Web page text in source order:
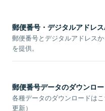
郵便番号・デジタルアドレ
郵便番号とデジタルアドレス
を提供。
郵便番号データのダウンロ
各種データのダウンロードは
更新）